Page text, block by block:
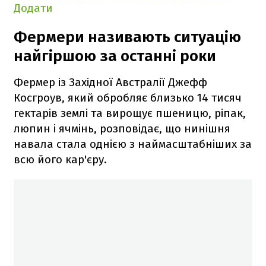
Додати
Фермери називають ситуацію
найгіршою за останні роки
Фермер із Західної Австралії Джефф
Косгроув, який обробляє близько 14 тисяч
гектарів землі та вирощує пшеницю, ріпак,
люпин і ячмінь, розповідає, що нинішня
навала стала однією з наймасштабніших за
всю його кар'єру.